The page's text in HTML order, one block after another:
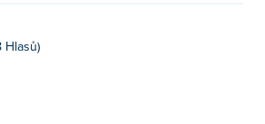
Hlasů)